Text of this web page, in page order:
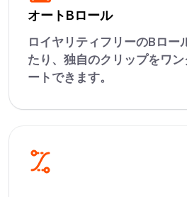
オートBロール
ロイヤリティフリーのBロー
たり、独自のクリップをワ
ートできます。